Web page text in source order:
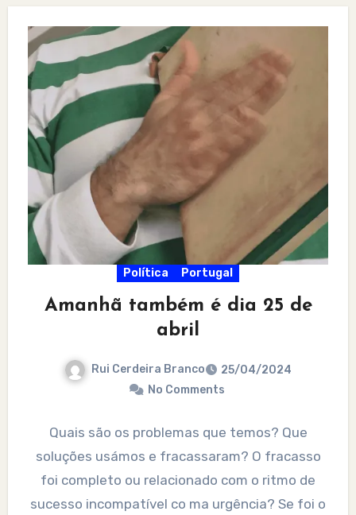
Política Portugal
Amanhã também é dia 25 de
abril
Rui Cerdeira Branco
25/04/2024
No Comments
Quais são os problemas que temos? Que
soluções usámos e fracassaram? O fracasso
foi completo ou relacionado com o ritmo de
sucesso incompatível co ma urgência? Se foi o